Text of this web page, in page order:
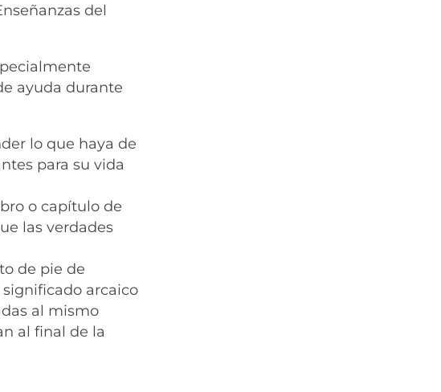
del
ayuda durante
lo que haya de
para su vida
o capítulo de
las verdades
de pie de
arcaico
al mismo
al final de la